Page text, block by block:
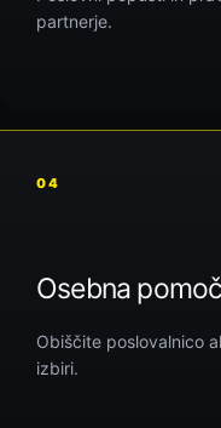
partnerje.
04
Osebna pomoč
Obiščite poslovalnico
izbiri.